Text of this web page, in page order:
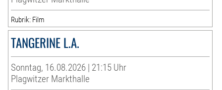
Rubrik: Film
TANGERINE L.A.
Sonntag, 16.08.2026 | 21:15 Uhr
Plagwitzer Markthalle